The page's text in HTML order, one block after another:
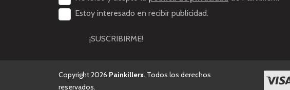
Estoy interesado en recibir publicidad.
¡SUSCRIBIRME!
Copyright 2026 Painkillerx. Todos los derechos
reservados.